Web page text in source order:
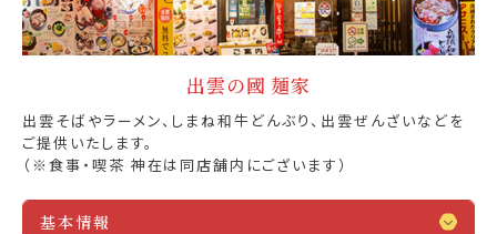
出雲の國 麺家
出雲そばやラーメン、しまね和牛どんぶり、出雲ぜんざいなどを
ご提供いたします。
（※食事・喫茶 神在は同店舗内にございます）
基本情報